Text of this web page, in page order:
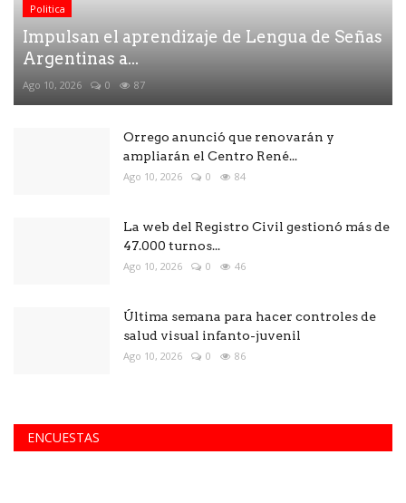
Politica
Impulsan el aprendizaje de Lengua de Señas
Argentinas a...
Ago 10, 2026 0 87
Orrego anunció que renovarán y
ampliarán el Centro René...
Ago 10, 2026 0 84
La web del Registro Civil gestionó más de
47.000 turnos...
Ago 10, 2026 0 46
Última semana para hacer controles de
salud visual infanto-juvenil
Ago 10, 2026 0 86
ENCUESTAS